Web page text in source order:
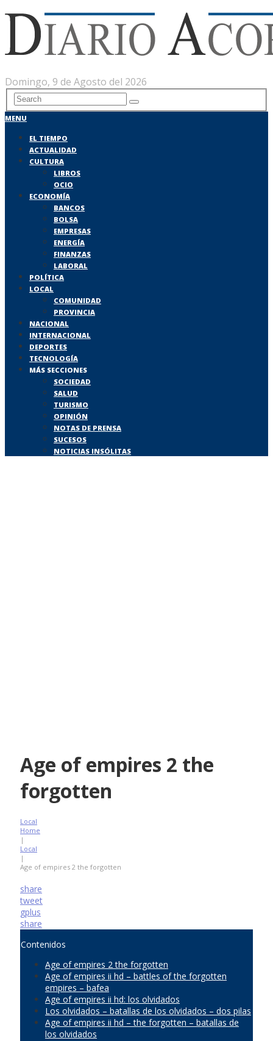
Domingo, 9 de Agosto del 2026
MENU
EL TIEMPO
ACTUALIDAD
CULTURA
LIBROS
OCIO
ECONOMÍA
BANCOS
BOLSA
EMPRESAS
ENERGÍA
FINANZAS
LABORAL
POLÍTICA
LOCAL
COMUNIDAD
PROVINCIA
NACIONAL
INTERNACIONAL
DEPORTES
TECNOLOGÍA
MÁS SECCIONES
SOCIEDAD
SALUD
TURISMO
OPINIÓN
NOTAS DE PRENSA
SUCESOS
NOTICIAS INSÓLITAS
Age of empires 2 the
forgotten
Local
Home
|
Local
|
Age of empires 2 the forgotten
share
tweet
gplus
share
Contenidos
Age of empires 2 the forgotten
Age of empires ii hd – battles of the forgotten
empires – bafea
Age of empires ii hd: los olvidados
Los olvidados – batallas de los olvidados – dos pilas
Age of empires ii hd – the forgotten – batallas de
los olvidados